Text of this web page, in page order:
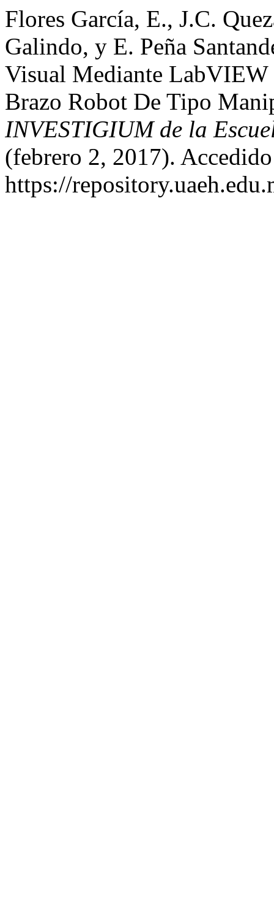
Flores García, E., J.C.
Galindo, y E. Peña
Visual Mediante LabVIEW
Brazo Robot De Tipo
INVESTIGIUM de la
(febrero 2, 2017).
https://